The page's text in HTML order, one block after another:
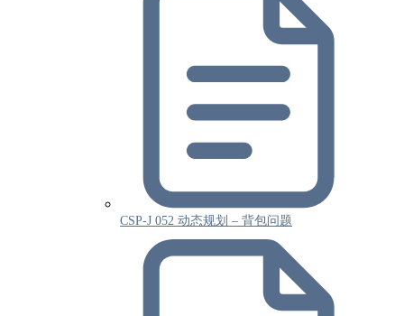
CSP-J 052 动态规划 – 背包问题